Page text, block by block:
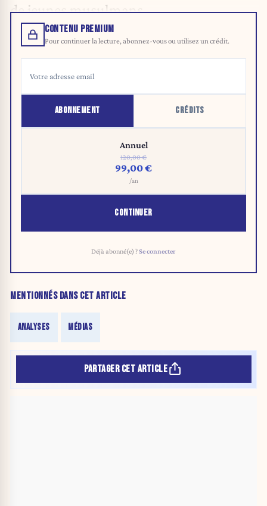
de jeunes musulmans.
CONTENU PREMIUM
Pour continuer la lecture, abonnez-vous ou utilisez un crédit.
ABONNEMENT CRÉDITS
Annuel
120,00 €
99,00 €
/an
CONTINUER
Déjà abonné(e) ?Se connecter
MENTIONNÉS DANS CET ARTICLE
ANALYSES MÉDIAS
PARTAGER CET ARTICLE